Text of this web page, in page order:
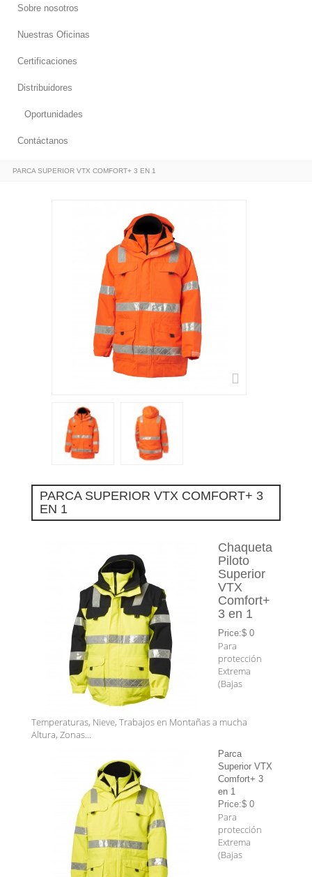
Sobre nosotros
Nuestras Oficinas
Certificaciones
Distribuidores
Oportunidades
Contáctanos
PARCA SUPERIOR VTX COMFORT+ 3 EN 1
PARCA SUPERIOR VTX COMFORT+ 3
EN 1
Chaqueta
Piloto
Superior
VTX
Comfort+
3 en 1
Price:$ 0
Para
protección
Extrema
(Bajas
Temperaturas, Nieve, Trabajos en Montañas a mucha
Altura, Zonas...
Parca
Superior VTX
Comfort+ 3
en 1
Price:$ 0
Para
protección
Extrema
(Bajas